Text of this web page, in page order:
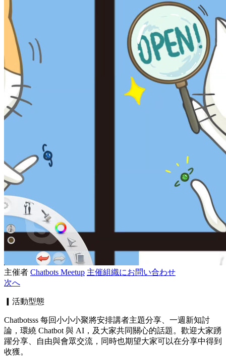
主催者 Chatbots Meetup 主催組織にお問い合わせ
次へ
▎活動型態
Chatbotsss 每回小小小聚將安排講者主題分享、一週新知討
論，環繞 Chatbot 與 AI，及大家共同關心的話題。歡迎大家踴
躍分享、自由與會眾交流，同時也期望大家可以在分享中得到
收獲。